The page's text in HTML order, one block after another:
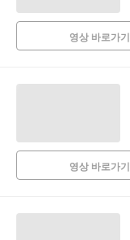
영상 바로가기
영상 바로가기